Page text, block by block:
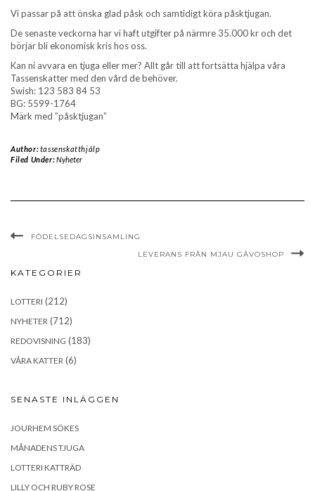
Vi passar på att önska glad påsk och samtidigt köra påsktjugan.
De senaste veckorna har vi haft utgifter på närmre 35.000 kr och det
börjar bli ekonomisk kris hos oss.
Kan ni avvara en tjuga eller mer? Allt går till att fortsätta hjälpa våra
Tassenskatter med den vård de behöver.
Swish: 123 583 84 53
BG: 5599-1764
Märk med ”påsktjugan”
Author:tassenskatthjälp
Filed Under:Nyheter
FÖDELSEDAGSINSAMLING
LEVERANS FRÅN MJAU GÅVOSHOP
KATEGORIER
LOTTERI (212)
NYHETER (712)
REDOVISNING (183)
VÅRA KATTER (6)
SENASTE INLÄGGEN
JOURHEM SÖKES
MÅNADENS TJUGA
LOTTERI KATTRÄD
LILLY OCH RUBY ROSE